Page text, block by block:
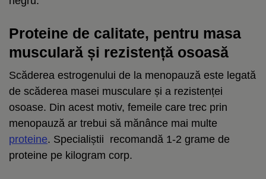
Proteine ​​de calitate, pentru masa
musculară și rezistență osoasă
Scăderea estrogenului de la menopauză este legată
de scăderea masei musculare și a rezistenței
osoase. Din acest motiv, femeile care trec prin
menopauză ar trebui să mănânce mai multe
proteine. Specialiștii recomandă 1-2 grame de
proteine ​​pe kilogram corp.